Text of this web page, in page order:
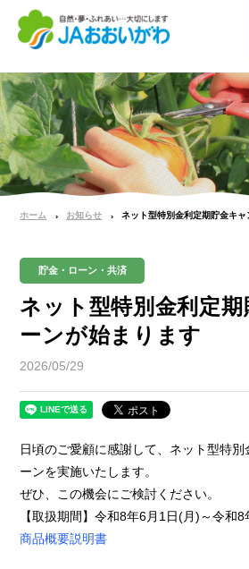
ホーム お知らせ ネット型特別金利定期貯金キ
貯金・ローン・共済
ネット型特別金利定
ーンが始まります
2026/05/29
日頃のご愛顧に感謝して、ネット型特
ーンを実施いたします。
ぜひ、この機会にご検討ください。
【取扱期間】令和8年6月1日(月)～令和
商品概要説明書